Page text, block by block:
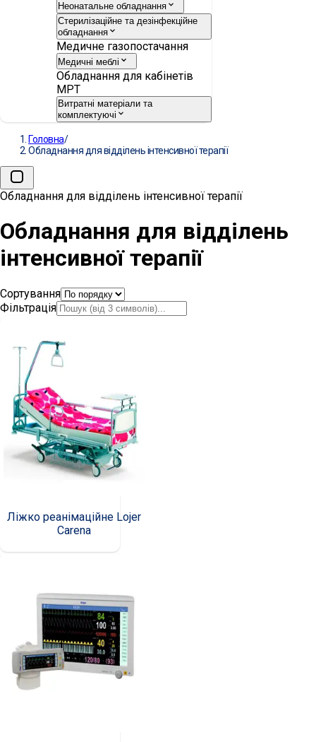
Неонатальне обладнання
Стерилізаційне та дезінфекційне
обладнання
Медичне газопостачання
Медичні меблі
Обладнання для кабінетів
МРТ
Витратні матеріали та
комплектуючі
Головна/
Обладнання для відділень інтенсивної терапії
Обладнання для відділень інтенсивної терапії
Обладнання для відділень
інтенсивної терапії
Сортування
Фільтрація
Ліжко реанімаційне Lojer
Carena